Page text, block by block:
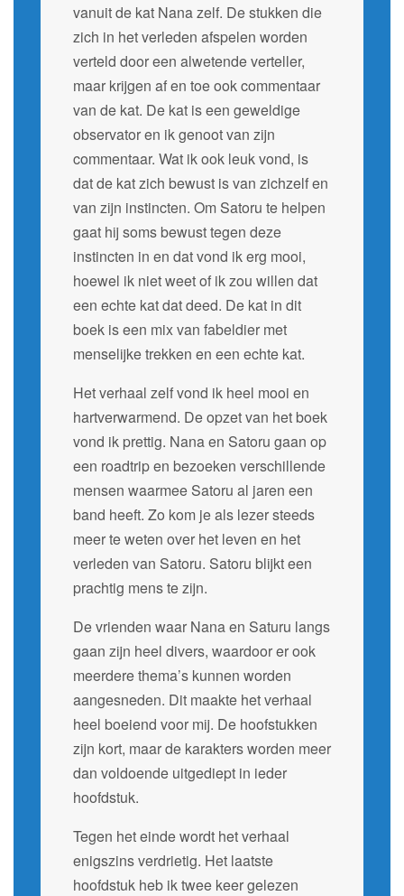
vanuit de kat Nana zelf. De stukken die
zich in het verleden afspelen worden
verteld door een alwetende verteller,
maar krijgen af en toe ook commentaar
van de kat. De kat is een geweldige
observator en ik genoot van zijn
commentaar. Wat ik ook leuk vond, is
dat de kat zich bewust is van zichzelf en
van zijn instincten. Om Satoru te helpen
gaat hij soms bewust tegen deze
instincten in en dat vond ik erg mooi,
hoewel ik niet weet of ik zou willen dat
een echte kat dat deed. De kat in dit
boek is een mix van fabeldier met
menselijke trekken en een echte kat.
Het verhaal zelf vond ik heel mooi en
hartverwarmend. De opzet van het boek
vond ik prettig. Nana en Satoru gaan op
een roadtrip en bezoeken verschillende
mensen waarmee Satoru al jaren een
band heeft. Zo kom je als lezer steeds
meer te weten over het leven en het
verleden van Satoru. Satoru blijkt een
prachtig mens te zijn.
De vrienden waar Nana en Saturu langs
gaan zijn heel divers, waardoor er ook
meerdere thema’s kunnen worden
aangesneden. Dit maakte het verhaal
heel boeiend voor mij. De hoofstukken
zijn kort, maar de karakters worden meer
dan voldoende uitgediept in ieder
hoofdstuk.
Tegen het einde wordt het verhaal
enigszins verdrietig. Het laatste
hoofdstuk heb ik twee keer gelezen